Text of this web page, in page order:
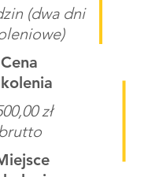
(dwa dni
Cena
zł